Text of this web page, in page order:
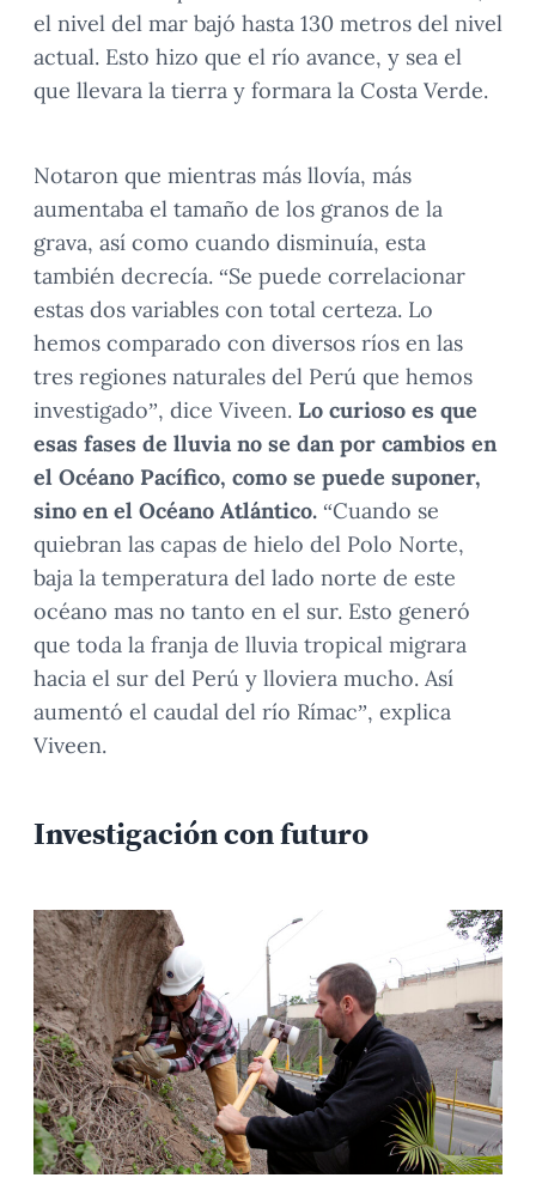
el nivel del mar bajó hasta 130 metros del nivel
actual. Esto hizo que el río avance, y sea el
que llevara la tierra y formara la Costa Verde.
Notaron que mientras más llovía, más
aumentaba el tamaño de los granos de la
grava, así como cuando disminuía, esta
también decrecía. “Se puede correlacionar
estas dos variables con total certeza. Lo
hemos comparado con diversos ríos en las
tres regiones naturales del Perú que hemos
investigado”, dice Viveen. Lo curioso es que
esas fases de lluvia no se dan por cambios en
el Océano Pacífico, como se puede suponer,
sino en el Océano Atlántico. “Cuando se
quiebran las capas de hielo del Polo Norte,
baja la temperatura del lado norte de este
océano mas no tanto en el sur. Esto generó
que toda la franja de lluvia tropical migrara
hacia el sur del Perú y lloviera mucho. Así
aumentó el caudal del río Rímac”, explica
Viveen.
Investigación con futuro